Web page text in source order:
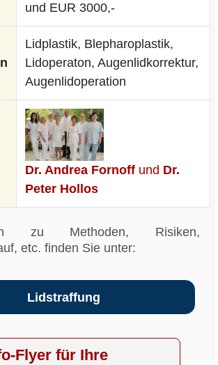
und EUR 3000,-
Lidplastik, Blepharoplastik,
Lidoperaton, Augenlidkorrektur,
Augenlidoperation
Dr. Andrea Fornoff und Dr.
Peter Hollos
zu Methoden, Risiken,
etc. finden Sie unter:
Lidstraffung
Flyer für Ihre